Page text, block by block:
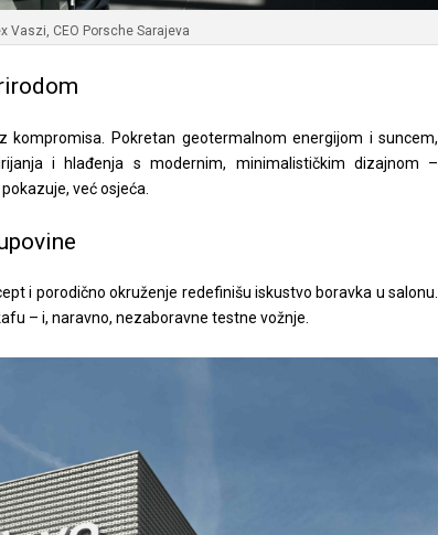
Vaszi, CEO Porsche Sarajeva
kompromisa. Pokretan geotermalnom energijom i suncem,
i hlađenja s modernim, minimalističkim dizajnom –
već osjeća.
i porodično okruženje redefinišu iskustvo boravka u salonu.
– i, naravno, nezaboravne testne vožnje.